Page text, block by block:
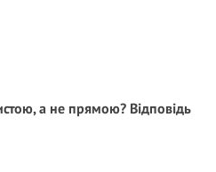
а не прямою? Відповідь